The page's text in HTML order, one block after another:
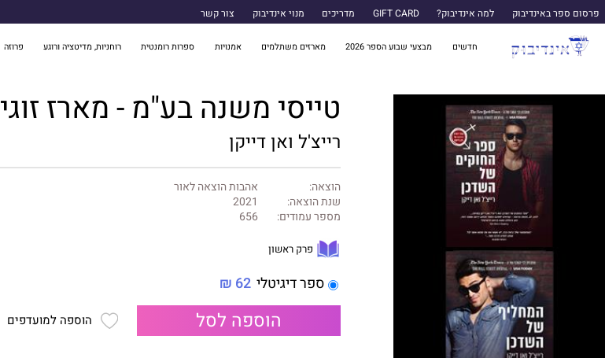
פרסום ספר באינדיבוק למה אינדיבוק? GIFT CARD מדריכים מנוי אינדיבוק צור קשר
חדשים מבצעי שבוע הספר 2026 מארזים משתלמים אמנויות ספרות רומנטית רוחניות, מדיטציה ורוגע פרוזה
טייסי משנה בע"מ - מארז זוגי
רייצ'ל ואן דייקן
הוצאה:
אהבות הוצאה לאור
שנת הוצאה:
2021
מספר עמודים:
656
פרק ראשון
ספר דיגיטלי 62 ₪
הוספה לסל הוספה למועדפים